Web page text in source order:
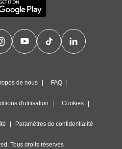
de nous FAQ
d'utilisation Cookies
Paramètres de confidentialité
Tous droits réservés